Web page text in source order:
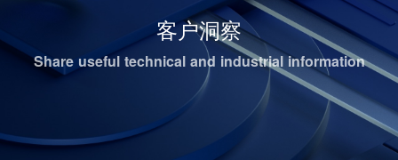
客户洞察
Share useful technical and industrial information